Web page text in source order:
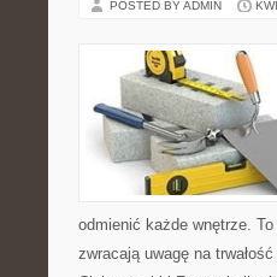
POSTED BY ADMIN
odmienić każde wnętrze.
zwracają uwagę na